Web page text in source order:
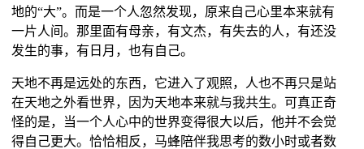
地的“大”。而是一个人忽然发现，原来自己心里本来就有
一片人间。那里面有母亲，有文杰，有失去的人，有还没
发生的事，有日月，也有自己。
天地不再是远处的东西，它进入了观照，人也不再只是站
在天地之外看世界，因为天地本来就与我共生。可真正奇
怪的是，当一个人心中的世界变得很大以后，他并不会觉
得自己更大。恰恰相反，马蜂陪伴我思考的数小时或者数